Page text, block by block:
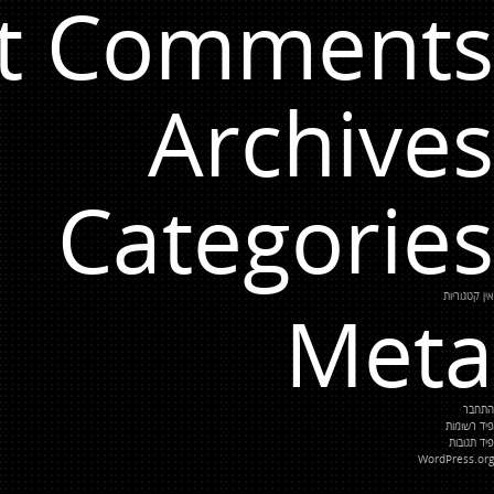
Comments
Archives
Categories
אין קטגוריות
Meta
התחבר
פיד רשומות
פיד תגובות
WordPress.org